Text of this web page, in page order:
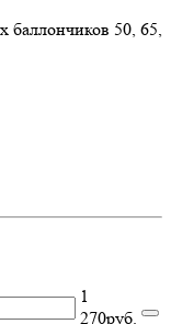
1
270руб.